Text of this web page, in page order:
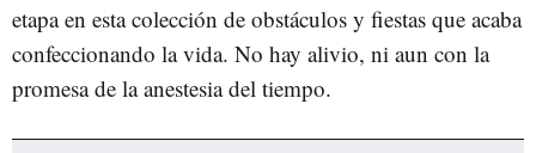
etapa en esta colección de obstáculos y fiestas que acaba
confeccionando la vida. No hay alivio, ni aun con la
promesa de la anestesia del tiempo.